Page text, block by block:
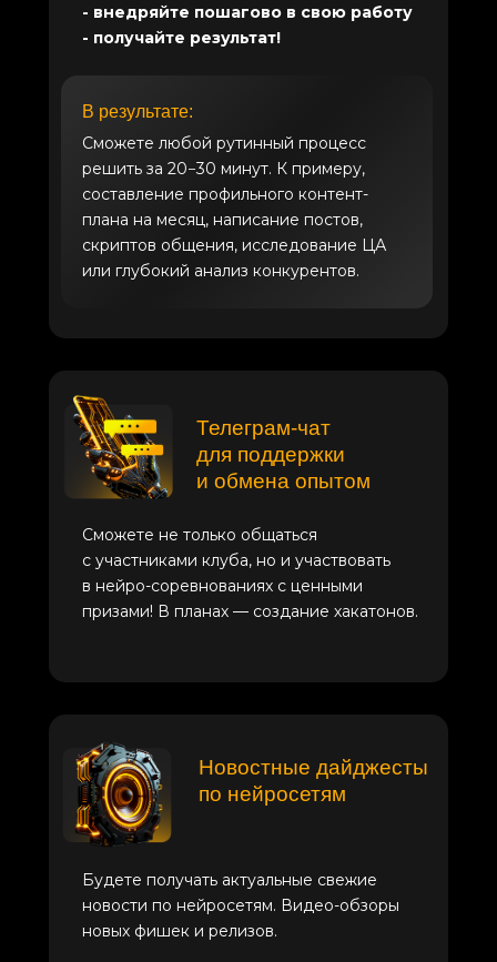
- внедряйте пошагово в свою работу
- получайте результат!
В результате:
Сможете любой рутинный процесс
решить за 20−30 минут. К примеру,
составление профильного контент-
плана на месяц, написание постов,
скриптов общения, исследование ЦА
или глубокий анализ конкурентов.
Телеграм-чат
для поддержки
и обмена опытом
Сможете не только общаться
с участниками клуба, но и участвовать
в нейро-соревнованиях с ценными
призами! В планах — создание хакатонов.
Новостные дайджесты
по нейросетям
Будете получать актуальные свежие
новости по нейросетям. Видео-обзоры
новых фишек и релизов.